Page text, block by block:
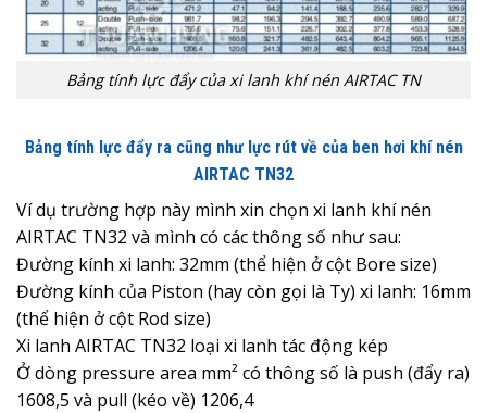
Bảng tính lực đẩy của xi lanh khí nén AIRTAC TN
Bảng tính lực đẩy ra cũng như lực rút về của ben hơi khí nén
AIRTAC TN32
Ví dụ trường hợp này mình xin chọn xi lanh khí nén
AIRTAC TN32 và mình có các thông số như sau:
Đường kính xi lanh: 32mm (thể hiện ở cột Bore size)
Đường kính của Piston (hay còn gọi là Ty) xi lanh: 16mm
(thể hiện ở cột Rod size)
Xi lanh AIRTAC TN32 loại xi lanh tác động kép
Ở dòng pressure area mm² có thông số là push (đẩy ra)
1608,5 và pull (kéo về) 1206,4